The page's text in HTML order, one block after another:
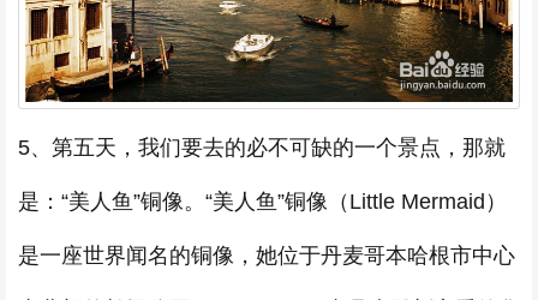
5、第五天，我们要去的必不可缺的一个景点，那就
是：“美人鱼”铜像。“美人鱼”铜像（Little Mermaid）
是一座世界闻名的铜像，她位于丹麦哥本哈根市中心